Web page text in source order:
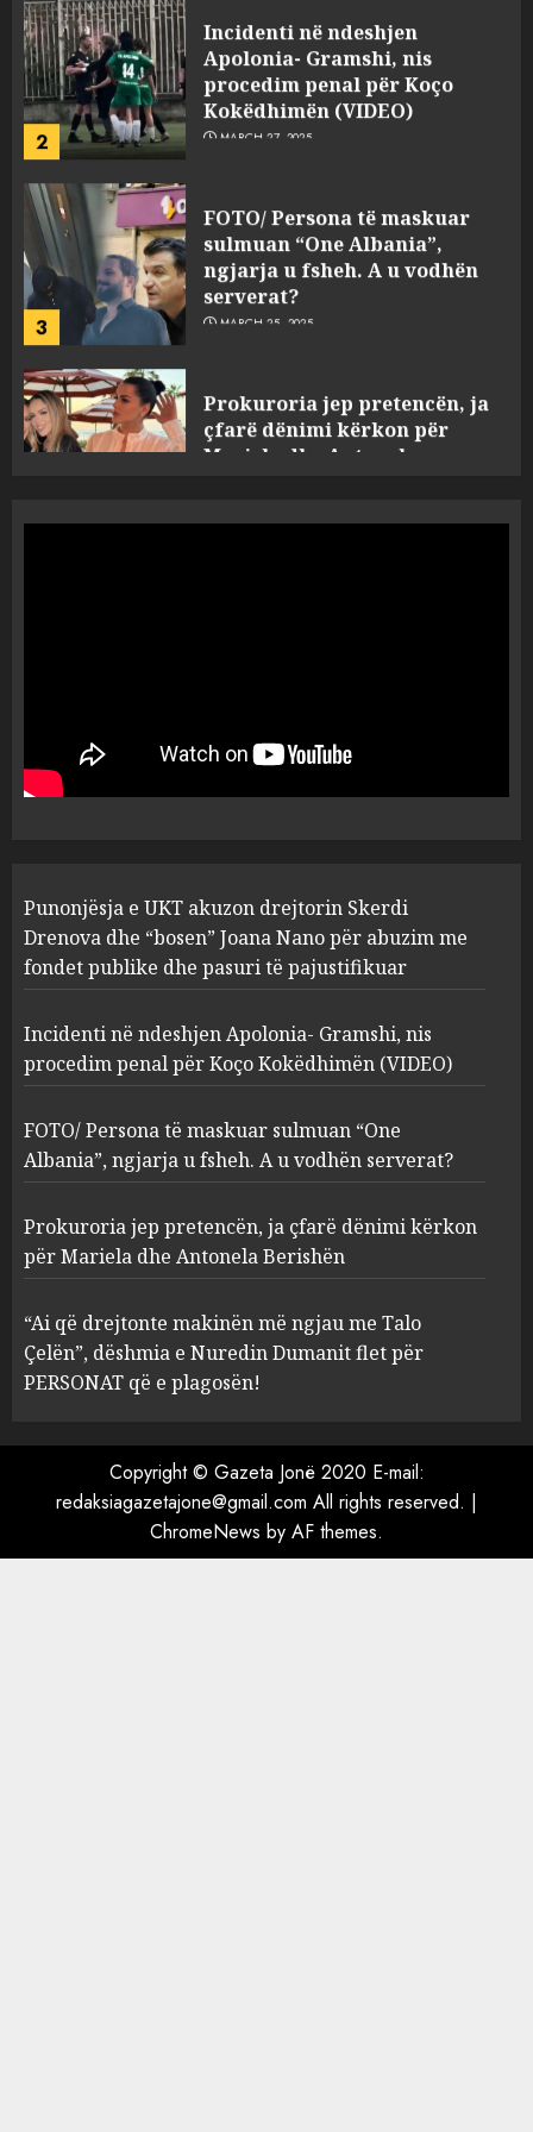
2
Kokëdhimën (VIDEO)
MARCH 27, 2025
3
FOTO/ Persona të maskuar
serverat?
MARCH 25, 2025
4
Prokuroria jep pretencën, ja
Berishën
MARCH 25, 2025
1
“bosen” Joana Nano për
abuzim me fondet publike dhe
pasuri të pajustifikuar
2
Apolonia- Gramshi, nis
procedim penal për Koço
Kokëdhimën (VIDEO)
MARCH 27, 2025
3
FOTO/ Persona të maskuar
sulmuan “One Albania”,
ngjarja u fsheh. A u vodhën
serverat?
MARCH 25, 2025
4
Prokuroria jep pretencën, ja
çfarë dënimi kërkon për
Berishën
MARCH 25, 2025
ngjau me Talo Çelën”,
dëshmia e Nuredin Dumanit
flet për PERSONAT që e
plagosën!
Punonjësja e UKT akuzon drejtorin Skerdi
Drenova dhe “bosen” Joana Nano për abuzim me
fondet publike dhe pasuri të pajustifikuar
Incidenti në ndeshjen Apolonia- Gramshi, nis
procedim penal për Koço Kokëdhimën (VIDEO)
FOTO/ Persona të maskuar sulmuan “One
Albania”, ngjarja u fsheh. A u vodhën serverat?
Prokuroria jep pretencën, ja çfarë dënimi kërkon
për Mariela dhe Antonela Berishën
“Ai që drejtonte makinën më ngjau me Talo
Çelën”, dëshmia e Nuredin Dumanit flet për
PERSONAT që e plagosën!
Copyright © Gazeta Jonë 2020 E-mail:
redaksiagazetajone@gmail.com All rights reserved. |
ChromeNews by AF themes.